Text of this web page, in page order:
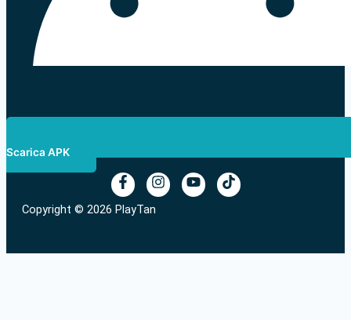
Scarica APK
Copyright © 2026 PlayTan